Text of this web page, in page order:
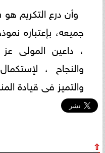
وأن درع التكريم
جميعه، بإعتباره
، داعين المولى
والنجاح ،
والتميز فى قيادة
⇧